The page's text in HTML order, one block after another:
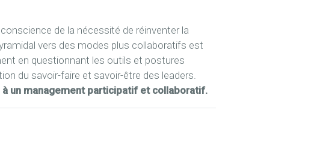
de la nécessité de réinventer la
vers des modes plus collaboratifs est
en questionnant les outils et postures
du savoir-faire et savoir-être des leaders.
un management participatif et collaboratif.